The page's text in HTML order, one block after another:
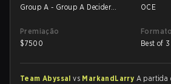
Group A - Group A Decider
OCE
Premiação
$7500
Formato
Best of 3
Team Abyssalvs MarkandLarry A partida